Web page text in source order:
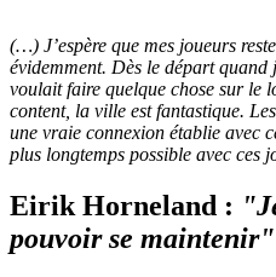
(…) J’espère que mes joueurs
évidemment. Dès le départ
voulait faire quelque chose sur le
content, la ville est fantastique.
une vraie connexion établie avec
plus longtemps possible avec ces
Eirik Horneland :
pouvoir se maintenir"